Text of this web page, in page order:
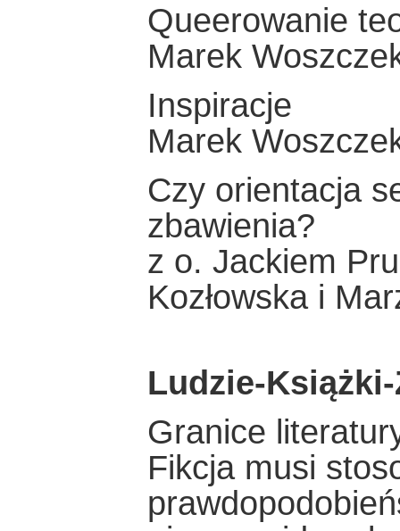
Queerowanie
Marek
Inspiracje
Marek
Czy orientacja
zbawienia?
z o. Jackiem
Kozłowska i
Ludzie-
Granice
Fikcja musi